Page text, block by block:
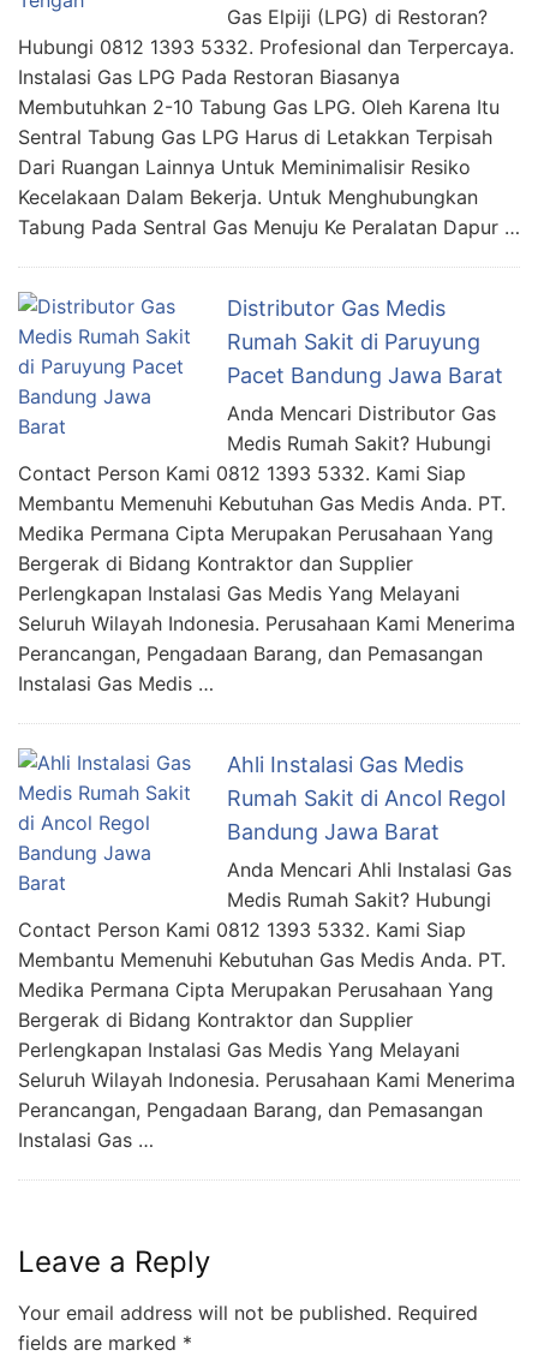
Gas Elpiji (LPG) di Restoran?
Hubungi 0812 1393 5332. Profesional dan Terpercaya.
Instalasi Gas LPG Pada Restoran Biasanya
Membutuhkan 2-10 Tabung Gas LPG. Oleh Karena Itu
Sentral Tabung Gas LPG Harus di Letakkan Terpisah
Dari Ruangan Lainnya Untuk Meminimalisir Resiko
Kecelakaan Dalam Bekerja. Untuk Menghubungkan
Tabung Pada Sentral Gas Menuju Ke Peralatan Dapur …
Distributor Gas Medis
Rumah Sakit di Paruyung
Pacet Bandung Jawa Barat
Anda Mencari Distributor Gas
Medis Rumah Sakit? Hubungi
Contact Person Kami 0812 1393 5332. Kami Siap
Membantu Memenuhi Kebutuhan Gas Medis Anda. PT.
Medika Permana Cipta Merupakan Perusahaan Yang
Bergerak di Bidang Kontraktor dan Supplier
Perlengkapan Instalasi Gas Medis Yang Melayani
Seluruh Wilayah Indonesia. Perusahaan Kami Menerima
Perancangan, Pengadaan Barang, dan Pemasangan
Instalasi Gas Medis …
Ahli Instalasi Gas Medis
Rumah Sakit di Ancol Regol
Bandung Jawa Barat
Anda Mencari Ahli Instalasi Gas
Medis Rumah Sakit? Hubungi
Contact Person Kami 0812 1393 5332. Kami Siap
Membantu Memenuhi Kebutuhan Gas Medis Anda. PT.
Medika Permana Cipta Merupakan Perusahaan Yang
Bergerak di Bidang Kontraktor dan Supplier
Perlengkapan Instalasi Gas Medis Yang Melayani
Seluruh Wilayah Indonesia. Perusahaan Kami Menerima
Perancangan, Pengadaan Barang, dan Pemasangan
Instalasi Gas …
Leave a Reply
Your email address will not be published. Required
fields are marked *